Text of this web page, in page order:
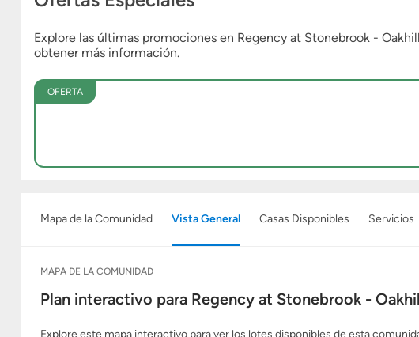
Explore las últimas promociones en Regency at Stonebrook -
obtener más información.
OFERTA
Mapa de la Comunidad Vista General Casas Disponibles Servicios
MAPA DE LA COMUNIDAD
Plan interactivo para Regency at Stonebrook -
Explore este mapa interactivo para ver los lotes disponibles de esta